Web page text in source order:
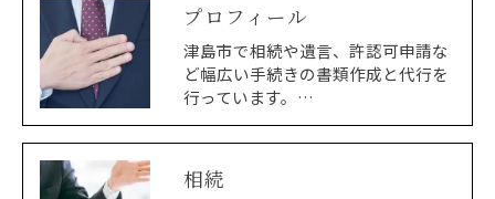
プロフィール
津島市で相続や遺言、許認可申請な
ど幅広い手続きの書類作成と代行を
行っています。…
相続